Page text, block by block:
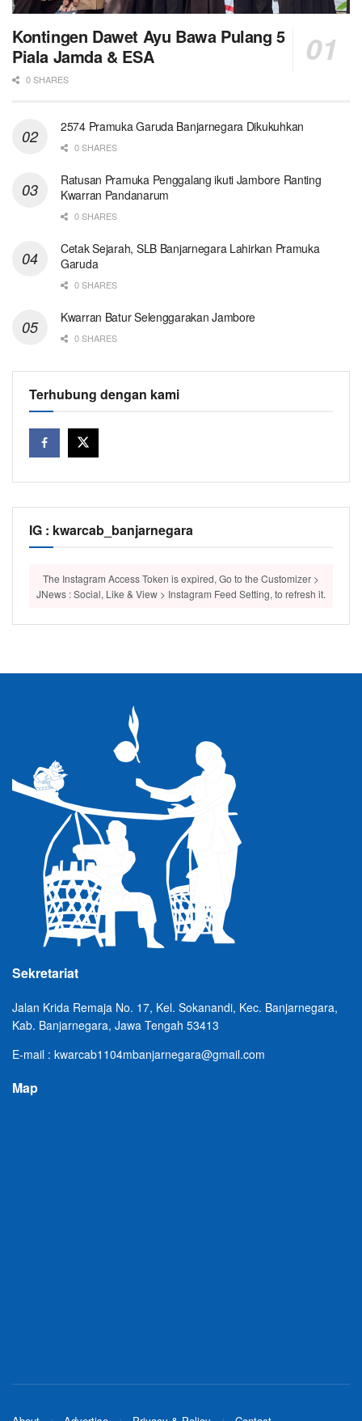
Kontingen Dawet Ayu Bawa Pulang 5
Piala Jamda & ESA
0 SHARES
2574 Pramuka Garuda Banjarnegara Dikukuhkan
0 SHARES
Ratusan Pramuka Penggalang ikuti Jambore Ranting
Kwarran Pandanarum
0 SHARES
Cetak Sejarah, SLB Banjarnegara Lahirkan Pramuka
Garuda
0 SHARES
Kwarran Batur Selenggarakan Jambore
0 SHARES
Terhubung dengan kami
IG : kwarcab_banjarnegara
The Instagram Access Token is expired, Go to the Customizer >
JNews : Social, Like & View > Instagram Feed Setting, to refresh it.
Sekretariat
Jalan Krida Remaja No. 17, Kel. Sokanandi, Kec. Banjarnegara,
Kab. Banjarnegara, Jawa Tengah 53413
E-mail : kwarcab1104mbanjarnegara@gmail.com
Map